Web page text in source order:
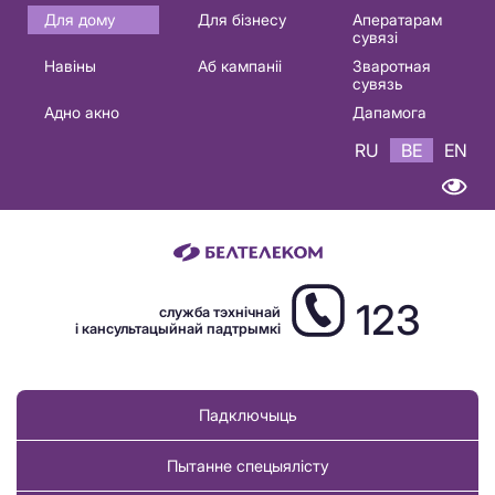
Основная
навигация
Для дому Для бізнесу
Аператарам
сувязі
Навіны
Аб кампаніі
Зваротная
сувязь
Адно акно
Дапамога
RU BE EN
служба тэхнічнай
і кансультацыйнай падтрымкі
123
Падключыць
Пытанне спецыялісту